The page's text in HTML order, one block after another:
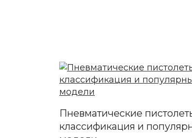
Пневматические
классификация и